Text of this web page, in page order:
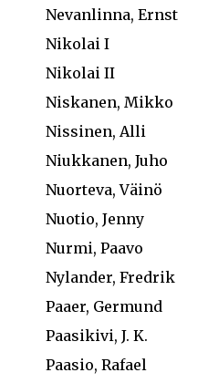
Nevanlinna, Ernst
Nikolai I
Nikolai II
Niskanen, Mikko
Nissinen, Alli
Niukkanen, Juho
Nuorteva, Väinö
Nuotio, Jenny
Nurmi, Paavo
Nylander, Fredrik
Paaer, Germund
Paasikivi, J. K.
Paasio, Rafael